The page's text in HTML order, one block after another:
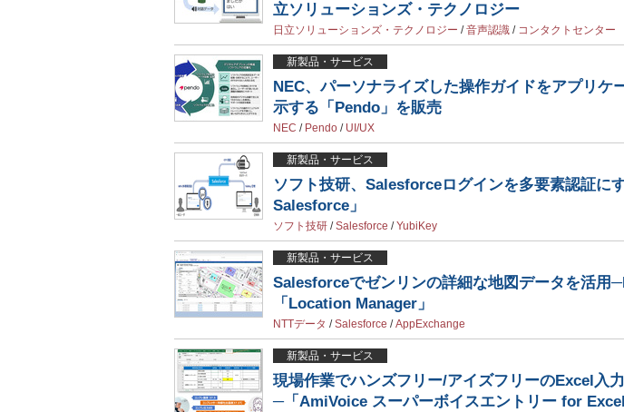
立ソリューションズ・テクノロジー
日立ソリューションズ・テクノロジー /音声認識 / コンタクトセンター
新製品・サービス
NEC、パーソナライズした操作ガイドをアプリケ
示する「Pendo」を販売
NEC / Pendo / UI/UX
新製品・サービス
ソフト技研、Salesforceログインを多要素認証に
Salesforce」
ソフト技研 /Salesforce /YubiKey
新製品・サービス
Salesforceでゼンリンの詳細な地図データを活用
「Location Manager」
NTTデータ /Salesforce /AppExchange
新製品・サービス
現場作業でハンズフリー/アイズフリーのExcel入
─「AmiVoice スーパーボイスエントリー for Excel